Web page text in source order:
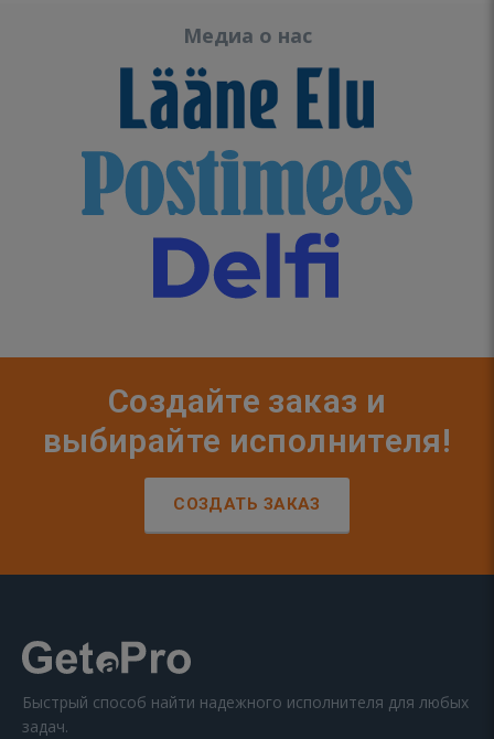
Медиа о нас
Создайте заказ и
выбирайте исполнителя!
СОЗДАТЬ ЗАКАЗ
Быстрый способ найти надежного исполнителя для любых
задач.